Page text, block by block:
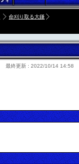
命刈り取る大鎌
最終更新 : 2022/10/14 14:58